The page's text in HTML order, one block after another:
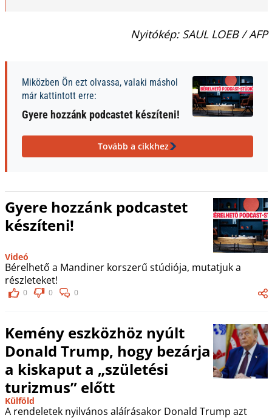
Nyitókép: SAUL LOEB / AFP
Miközben Ön ezt olvassa, valaki máshol
már kattintott erre:
Gyere hozzánk podcastet készíteni!
Tovább a cikkhez
Gyere hozzánk podcastet
készíteni!
Videó
Bérelhető a Mandiner korszerű stúdiója, mutatjuk a
részleteket!
0 0 0
Kemény eszközhöz nyúlt
Donald Trump, hogy bezárja
a kiskaput a „születési
turizmus” előtt
Külföld
A rendeletek nyilvános aláírásakor Donald Trump azt